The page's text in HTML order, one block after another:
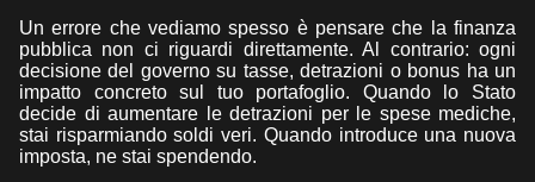
Un errore che vediamo spesso è pensare che la finanza
pubblica non ci riguardi direttamente. Al contrario: ogni
decisione del governo su tasse, detrazioni o bonus ha un
impatto concreto sul tuo portafoglio. Quando lo Stato
decide di aumentare le detrazioni per le spese mediche,
stai risparmiando soldi veri. Quando introduce una nuova
imposta, ne stai spendendo.